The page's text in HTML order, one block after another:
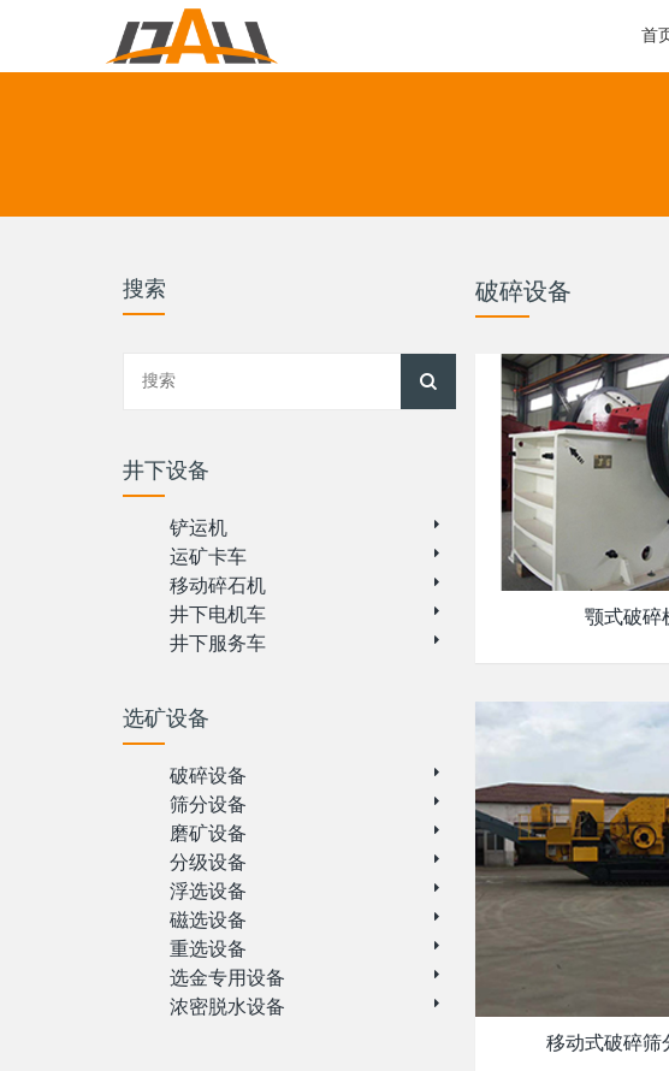
首
破碎设备
颚式破碎
移动式破碎筛
搜索
井下设备
铲运机
运矿卡车
移动碎石机
井下电机车
井下服务车
选矿设备
破碎设备
筛分设备
磨矿设备
分级设备
浮选设备
磁选设备
重选设备
选金专用设备
浓密脱水设备